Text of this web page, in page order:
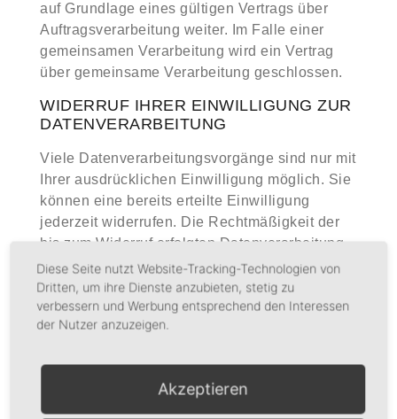
auf Grundlage eines gültigen Vertrags über
Auftragsverarbeitung weiter. Im Falle einer
gemeinsamen Verarbeitung wird ein Vertrag
über gemeinsame Verarbeitung geschlossen.
WIDERRUF IHRER EINWILLIGUNG ZUR
DATENVERARBEITUNG
Viele Datenverarbeitungsvorgänge sind nur mit
Ihrer ausdrücklichen Einwilligung möglich. Sie
können eine bereits erteilte Einwilligung
jederzeit widerrufen. Die Rechtmäßigkeit der
bis zum Widerruf erfolgten Datenverarbeitung
bleibt vom Widerruf unberührt.
WIDERSPRUCHSRECHT GEGEN DIE
DATENERHEBUNG IN BESONDEREN
FÄLLEN SOWIE GEGEN
WENN DIE DATENVERARBEITUNG AUF
GRUNDLAGE VON ART. 6 ABS. 1 LIT. E
Diese Seite nutzt Website-Tracking-Technologien von
Dritten, um ihre Dienste anzubieten, stetig zu
verbessern und Werbung entsprechend den Interessen
der Nutzer anzuzeigen.
Akzeptieren